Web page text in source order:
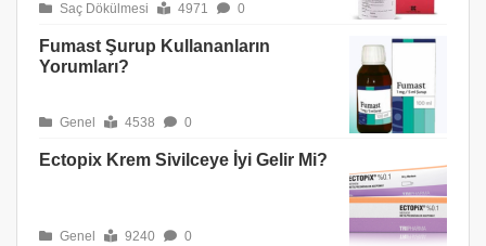
Saç Dökülmesi 4971 0
Fumast Şurup Kullananların
Yorumları?
Genel 4538 0
Ectopix Krem Sivilceye İyi Gelir Mi?
Genel 9240 0